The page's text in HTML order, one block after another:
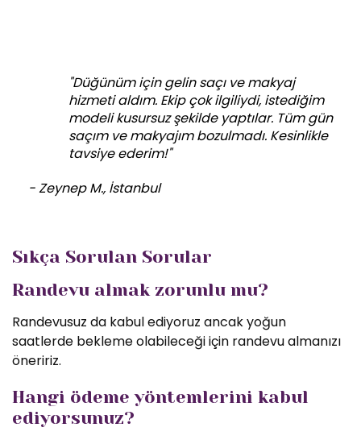
"Düğünüm için gelin saçı ve makyaj
hizmeti aldım. Ekip çok ilgiliydi, istediğim
modeli kusursuz şekilde yaptılar. Tüm gün
saçım ve makyajım bozulmadı. Kesinlikle
tavsiye ederim!"
- Zeynep M., İstanbul
Sıkça Sorulan Sorular
Randevu almak zorunlu mu?
Randevusuz da kabul ediyoruz ancak yoğun
saatlerde bekleme olabileceği için randevu almanızı
öneririz.
Hangi ödeme yöntemlerini kabul
ediyorsunuz?